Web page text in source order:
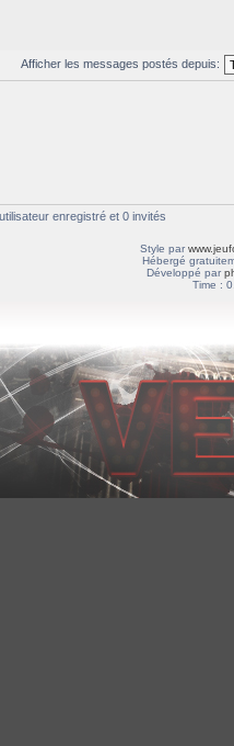
Afficher les messages postés depuis:
enregistré et 0 invités
Style par
Hébergé
Développé par
Time :